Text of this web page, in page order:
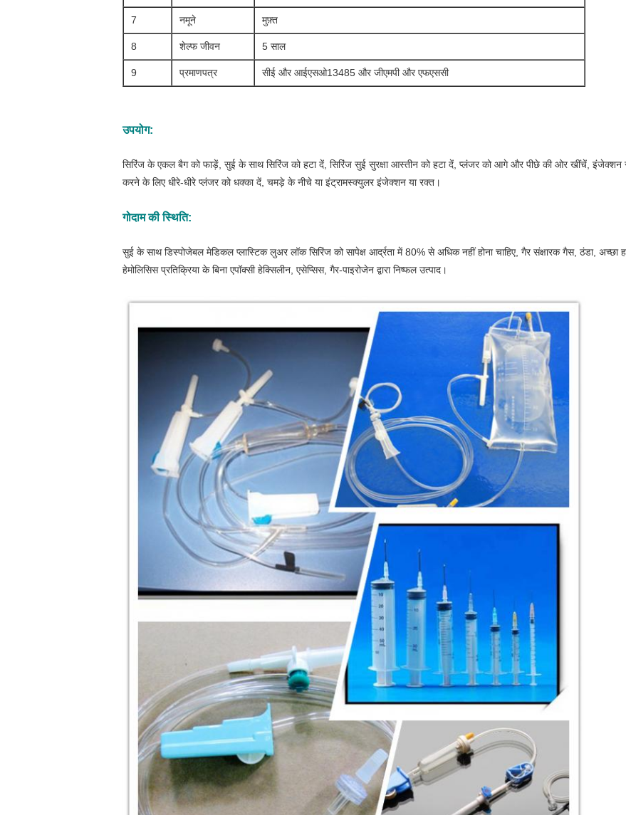
7 नमूने मुफ़्त
8 शेल्फ जीवन 5 साल
9 प्रमाणपत्र सीई और आईएसओ13485 और जीएमपी और एफएससी
उपयोग:
सिरिंज के एकल बैग को फाड़ें, सुई के साथ सिरिंज को हटा दें, सिरिंज सुई सुरक्षा आस्तीन को हटा दें, प्लंजर को आगे और पीछे की ओर खींचें,
करने के लिए धीरे-धीरे प्लंजर को धक्का दें, चमड़े के नीचे या इंट्रामस्क्युलर इंजेक्शन या रक्त।
गोदाम की स्थिति:
सुई के साथ डिस्पोजेबल मेडिकल प्लास्टिक लुअर लॉक सिरिंज को सापेक्ष आर्द्रता में 80% से अधिक नहीं होना चाहिए, गैर संक्षारक गैस, ठंडा, अच्छा
हेमोलिसिस प्रतिक्रिया के बिना एपॉक्सी हेक्सिलीन, एसेप्सिस, गैर-पाइरोजेन द्वारा निष्फल उत्पाद।